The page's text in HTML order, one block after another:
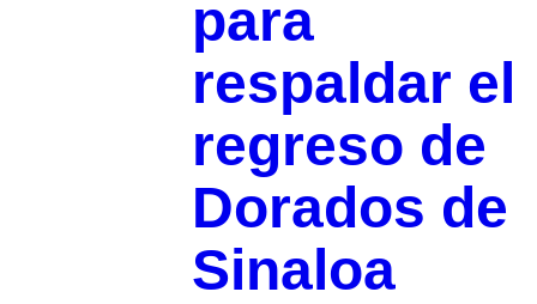
para
respaldar el
regreso de
Dorados de
Sinaloa